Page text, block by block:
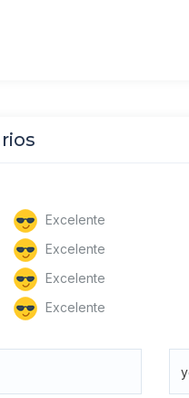
Excelente
Excelente
Excelente
Excelente